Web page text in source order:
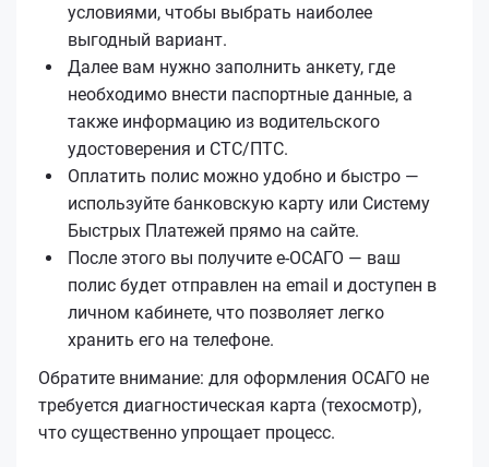
условиями, чтобы выбрать наиболее
выгодный вариант.
Далее вам нужно заполнить анкету, где
необходимо внести паспортные данные, а
также информацию из водительского
удостоверения и СТС/ПТС.
Оплатить полис можно удобно и быстро —
используйте банковскую карту или Систему
Быстрых Платежей прямо на сайте.
После этого вы получите е‑ОСАГО — ваш
полис будет отправлен на email и доступен в
личном кабинете, что позволяет легко
хранить его на телефоне.
Обратите внимание: для оформления ОСАГО не
требуется диагностическая карта (техосмотр),
что существенно упрощает процесс.